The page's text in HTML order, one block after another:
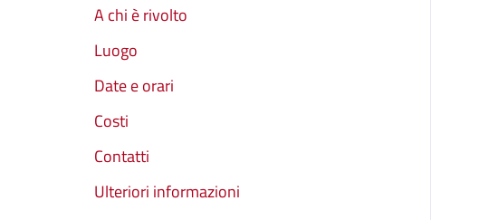
A chi è rivolto
Luogo
Date e orari
Costi
Contatti
Ulteriori informazioni